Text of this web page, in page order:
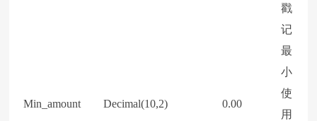
戳
记
Min_amount Decimal(10,2) 0.00
最
小
使
用